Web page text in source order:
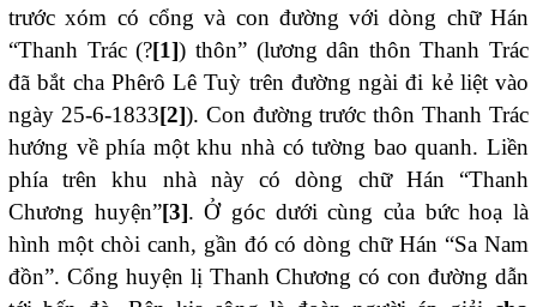
trước xóm có cổng và con đường với dòng chữ Hán
“Thanh Trác (?[1]) thôn” (lương dân thôn Thanh Trác
đã bắt cha Phêrô Lê Tuỳ trên đường ngài đi kẻ liệt vào
ngày 25-6-1833[2]). Con đường trước thôn Thanh Trác
hướng về phía một khu nhà có tường bao quanh. Liền
phía trên khu nhà này có dòng chữ Hán “Thanh
Chương huyện”[3]. Ở góc dưới cùng của bức hoạ là
hình một chòi canh, gần đó có dòng chữ Hán “Sa Nam
đồn”. Cổng huyện lị Thanh Chương có con đường dẫn